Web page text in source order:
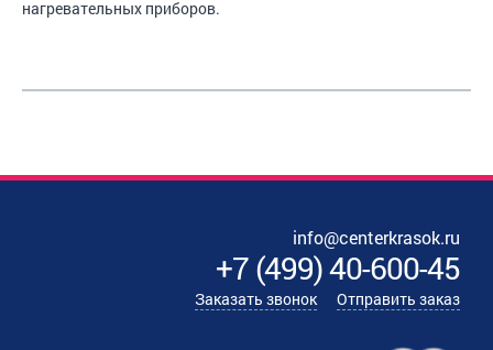
нагревательных приборов.
info@centerkrasok.ru
+7(499)40-600-45
Заказать звонок Отправить заказ